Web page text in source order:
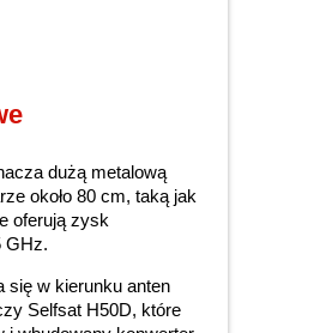
dużą metalową
około 80 cm, taką jak
oferują zysk
GHz.
się w kierunku anten
Selfsat H50D, które